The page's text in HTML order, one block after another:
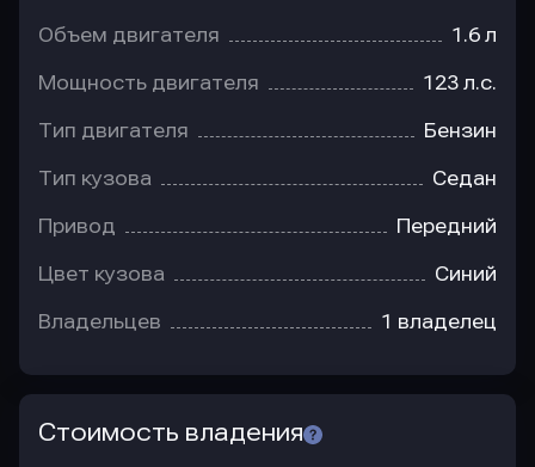
Объем двигателя 1.6 л
Мощность двигателя 123 л.с.
Тип двигателя Бензин
Тип кузова Седан
Привод Передний
Цвет кузова Синий
Владельцев 1 владелец
Стоимость владения